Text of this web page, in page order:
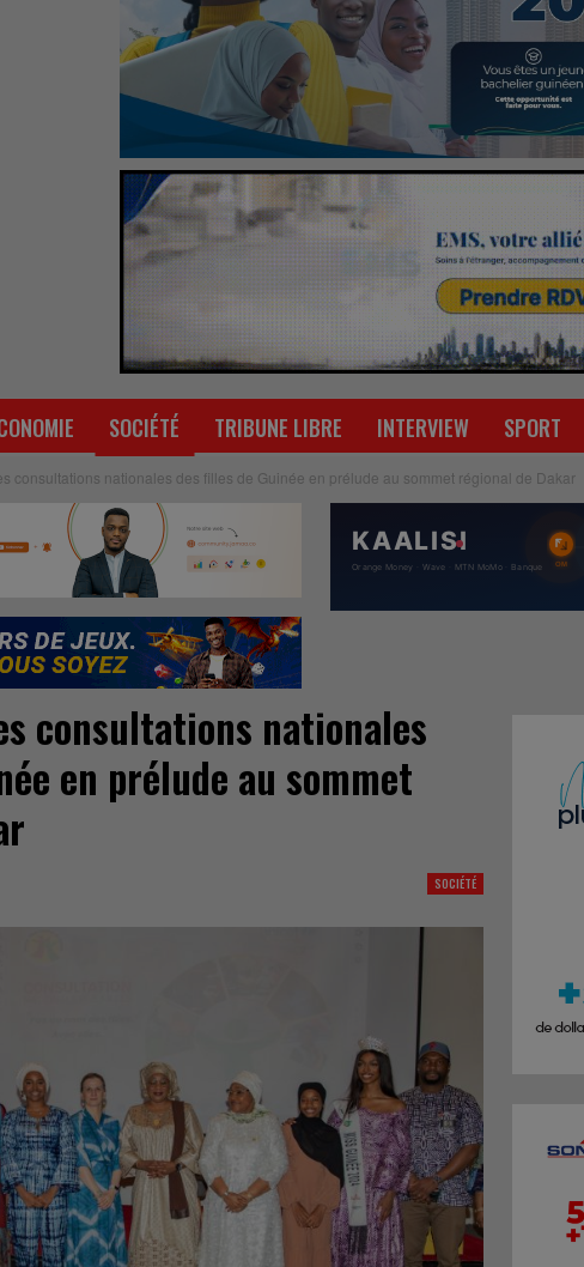
SOCIÉTÉ TRIBUNE LIBRE INTERVIEW SPORT
consultations nationales des filles de Guinée en prélude au sommet régional de Dakar
consultations nationales
en prélude au sommet
SOCIÉTÉ